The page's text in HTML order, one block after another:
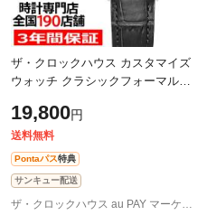
ザ・クロックハウス カスタマイズ
ウォッチ クラシックフォーマル
ラー 革ベルト ホワイト カレンダ
ー
19,800円
送料無料
Pontaパス特典
サンキュー配送